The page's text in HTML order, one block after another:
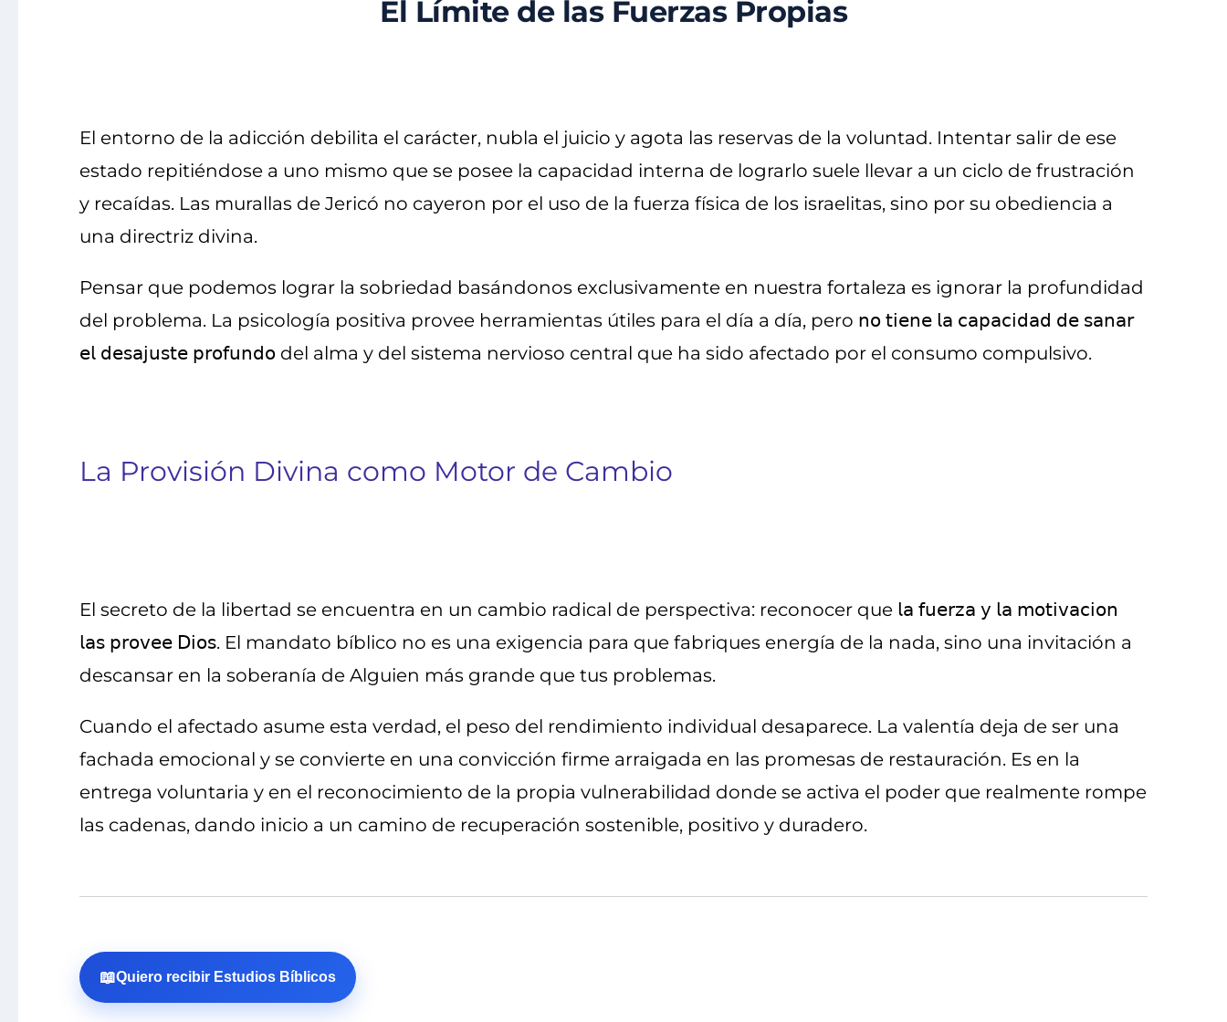
El Límite de las Fuerzas Propias
El entorno de la adicción debilita el carácter, nubla el juicio y agota las reservas de la voluntad. Intentar salir de ese
estado repitiéndose a uno mismo que se posee la capacidad interna de lograrlo suele llevar a un ciclo de frustración
y recaídas. Las murallas de Jericó no cayeron por el uso de la fuerza física de los israelitas, sino por su obediencia a
una directriz divina.
Pensar que podemos lograr la sobriedad basándonos exclusivamente en nuestra fortaleza es ignorar la profundidad
del problema. La psicología positiva provee herramientas útiles para el día a día, pero 𝗇𝗈 𝗍𝗂𝖾𝗇𝖾 𝗅𝖺 𝖼𝖺𝗉𝖺𝖼𝗂𝖽𝖺𝖽 𝖽𝖾 𝗌𝖺𝗇𝖺𝗋
𝖾𝗅 𝖽𝖾𝗌𝖺𝗃𝗎𝗌𝗍𝖾 𝗉𝗋𝗈𝖿𝗎𝗇𝖽𝗈 del alma y del sistema nervioso central que ha sido afectado por el consumo compulsivo.
La Provisión Divina como Motor de Cambio
El secreto de la libertad se encuentra en un cambio radical de perspectiva: reconocer que 𝗅𝖺 𝖿𝗎𝖾𝗋𝗓𝖺 𝗒 𝗅𝖺 𝗆𝗈𝗍𝗂𝗏𝖺𝖼𝗂𝗈𝗇
𝗅𝖺𝗌 𝗉𝗋𝗈𝗏𝖾𝖾 𝖣𝗂𝗈𝗌. El mandato bíblico no es una exigencia para que fabriques energía de la nada, sino una invitación a
descansar en la soberanía de Alguien más grande que tus problemas.
Cuando el afectado asume esta verdad, el peso del rendimiento individual desaparece. La valentía deja de ser una
fachada emocional y se convierte en una convicción firme arraigada en las promesas de restauración. Es en la
entrega voluntaria y en el reconocimiento de la propia vulnerabilidad donde se activa el poder que realmente rompe
las cadenas, dando inicio a un camino de recuperación sostenible, positivo y duradero.
📖Quiero recibir Estudios Bíblicos